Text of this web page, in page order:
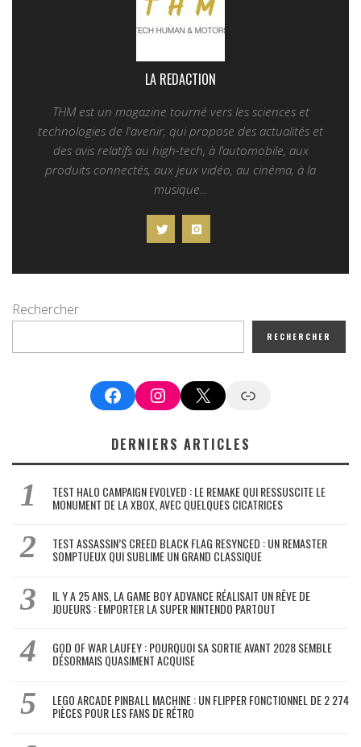
LA REDACTION
THM est un magazine tourné vers les sciences et
technologies de l'avenir, qui propose des actualités et
des avis relatifs au high-tech, à l’automobile, aux
produits connectés, aux jeux vidéo, au cinéma, à la
musique...
Rechercher
RECHERCHER
FacebookInstagram
X Google News
DERNIERS ARTICLES
TEST HALO CAMPAIGN EVOLVED : LE REMAKE QUI RESSUSCITE LE
MONUMENT DE LA XBOX, AVEC QUELQUES CICATRICES
TEST ASSASSIN’S CREED BLACK FLAG RESYNCED : UN REMASTER
SOMPTUEUX QUI SUBLIME UN GRAND CLASSIQUE
IL Y A 25 ANS, LA GAME BOY ADVANCE RÉALISAIT UN RÊVE DE
JOUEURS : EMPORTER LA SUPER NINTENDO PARTOUT
GOD OF WAR LAUFEY : POURQUOI SA SORTIE AVANT 2028 SEMBLE
DÉSORMAIS QUASIMENT ACQUISE
LEGO ARCADE PINBALL MACHINE : UN FLIPPER FONCTIONNEL DE 2 274
PIÈCES POUR LES FANS DE RÉTRO